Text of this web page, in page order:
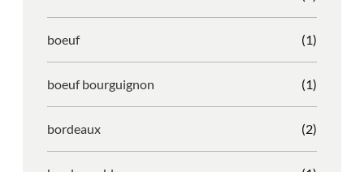
boeuf (1)
boeuf bourguignon (1)
bordeaux (2)